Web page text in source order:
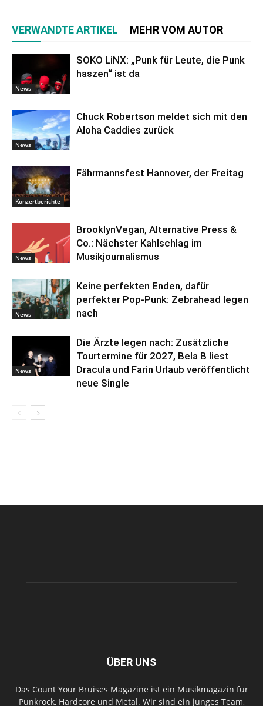
VERWANDTE ARTIKEL MEHR VOM AUTOR
News
SOKO LiNX: „Punk für Leute, die Punk
haszen“ ist da
News
Chuck Robertson meldet sich mit den
Aloha Caddies zurück
Konzertberichte
Fährmannsfest Hannover, der Freitag
News
BrooklynVegan, Alternative Press &
Co.: Nächster Kahlschlag im
Musikjournalismus
News
Keine perfekten Enden, dafür
perfekter Pop-Punk: Zebrahead legen
nach
News
Die Ärzte legen nach: Zusätzliche
Tourtermine für 2027, Bela B liest
Dracula und Farin Urlaub veröffentlicht
neue Single
ÜBER UNS
Das Count Your Bruises Magazine ist ein Musikmagazin für
Punkrock, Hardcore und Metal. Wir sind ein junges Team,